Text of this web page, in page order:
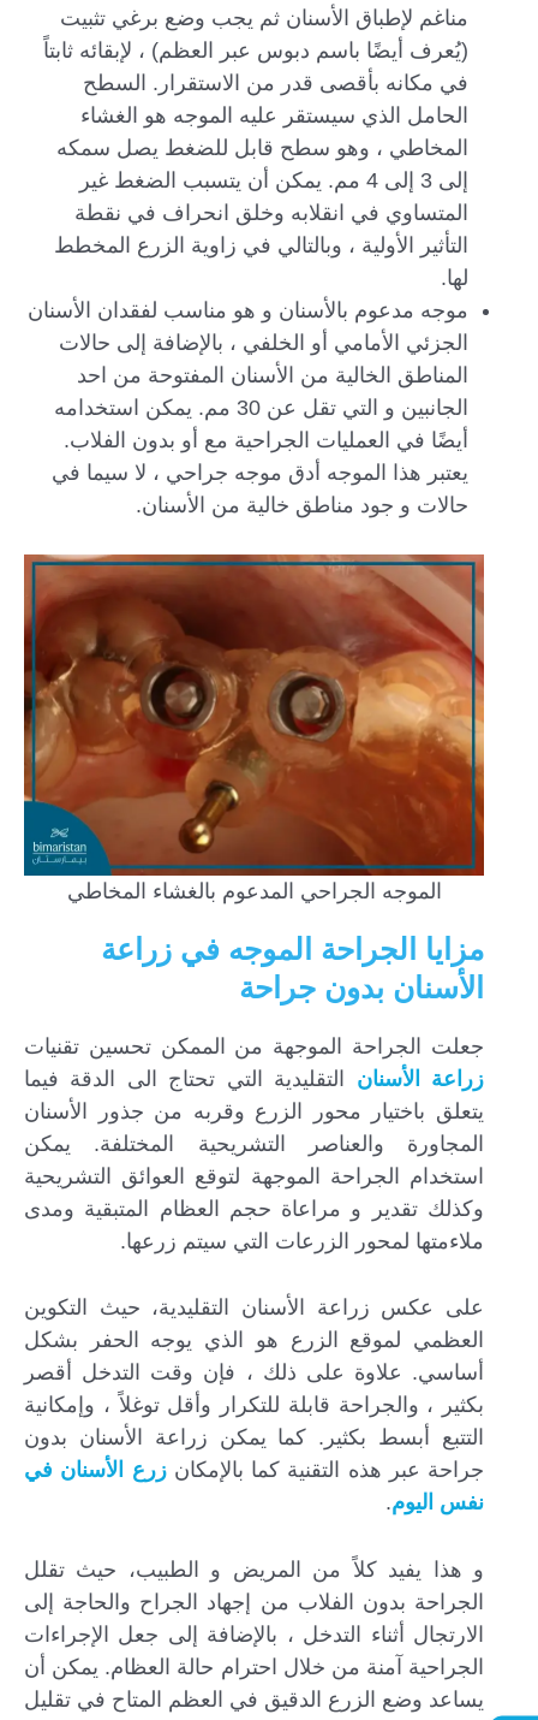
مناغم لإطباق الأسنان ثم يجب وضع برغي تثبيت
(يُعرف أيضًا باسم دبوس عبر العظم) ، لإبقائه ثابتاً
في مكانه بأقصى قدر من الاستقرار. السطح
الحامل الذي سيستقر عليه الموجه هو الغشاء
المخاطي ، وهو سطح قابل للضغط يصل سمكه
إلى 3 إلى 4 مم. يمكن أن يتسبب الضغط غير
المتساوي في انقلابه وخلق انحراف في نقطة
التأثير الأولية ، وبالتالي في زاوية الزرع المخطط
لها.
موجه مدعوم بالأسنان و هو مناسب لفقدان الأسنان
الجزئي الأمامي أو الخلفي ، بالإضافة إلى حالات
المناطق الخالية من الأسنان المفتوحة من احد
الجانبين و التي تقل عن 30 مم. يمكن استخدامه
أيضًا في العمليات الجراحية مع أو بدون الفلاب.
يعتبر هذا الموجه أدق موجه جراحي ، لا سيما في
حالات و جود مناطق خالية من الأسنان.
الموجه الجراحي المدعوم بالغشاء المخاطي
مزايا الجراحة الموجه في زراعة
الأسنان بدون جراحة
جعلت الجراحة الموجهة من الممكن تحسين تقنيات
زراعة الأسنان التقليدية التي تحتاج الى الدقة فيما
يتعلق باختيار محور الزرع وقربه من جذور الأسنان
المجاورة والعناصر التشريحية المختلفة. يمكن
استخدام الجراحة الموجهة لتوقع العوائق التشريحية
وكذلك تقدير و مراعاة حجم العظام المتبقية ومدى
ملاءمتها لمحور الزرعات التي سيتم زرعها.
على عكس زراعة الأسنان التقليدية، حيث التكوين
العظمي لموقع الزرع هو الذي يوجه الحفر بشكل
أساسي. علاوة على ذلك ، فإن وقت التدخل أقصر
بكثير ، والجراحة قابلة للتكرار وأقل توغلاً ، وإمكانية
التتبع أبسط بكثير. كما يمكن زراعة الأسنان بدون
جراحة عبر هذه التقنية كما بالإمكانزرع الأسنان في
نفس اليوم.
و هذا يفيد كلاً من المريض و الطبيب، حيث تقلل
الجراحة بدون الفلاب من إجهاد الجراح والحاجة إلى
الارتجال أثناء التدخل ، بالإضافة إلى جعل الإجراءات
الجراحية آمنة من خلال احترام حالة العظام. يمكن أن
يساعد وضع الزرع الدقيق في العظم المتاح في تقليل